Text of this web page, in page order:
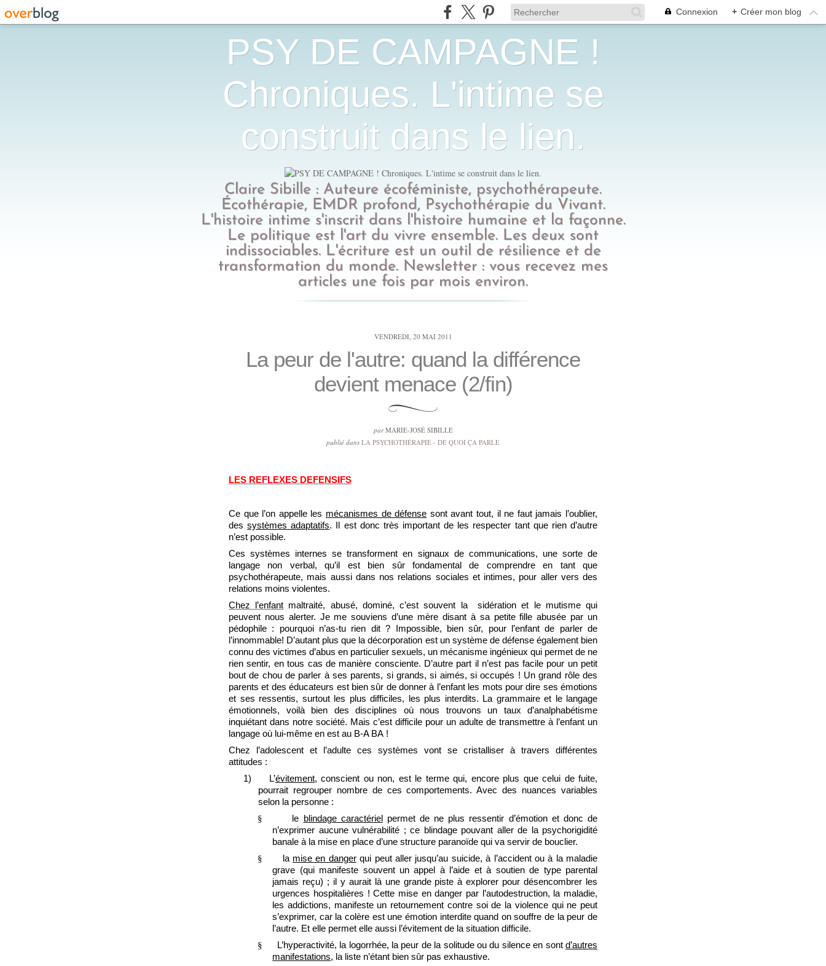
Connexion + Créer mon blog
PSY DE CAMPAGNE !
Chroniques. L'intime se
construit dans le lien.
Claire Sibille : Auteure écoféministe, psychothérapeute.
Écothérapie, EMDR profond, Psychothérapie du Vivant.
L'histoire intime s'inscrit dans l'histoire humaine et la façonne.
Le politique est l'art du vivre ensemble. Les deux sont
indissociables. L'écriture est un outil de résilience et de
transformation du monde. Newsletter : vous recevez mes
articles une fois par mois environ.
VENDREDI, 20 MAI 2011
La peur de l'autre: quand la différence
devient menace (2/fin)
parMARIE-JOSÉ SIBILLE
publié dans LA PSYCHOTHÉRAPIE - DE QUOI ÇA PARLE
LES REFLEXES DEFENSIFS
Ce que l’on appelle les mécanismes de défense sont avant tout, il ne faut jamais l’oublier,
dessystèmes adaptatifs. Il est donc très important de les respecter tant que rien d’autre
n’est possible.
Ces systèmes internes se transforment en signaux de communications, une sorte de
langage non verbal, qu’il est bien sûr fondamental de comprendre en tant que
psychothérapeute, mais aussi dans nos relations sociales et intimes, pour aller vers des
relations moins violentes.
Chez l’enfant maltraité, abusé, dominé, c’est souvent la sidération et le mutisme qui
peuvent nous alerter. Je me souviens d’une mère disant à sa petite fille abusée par un
pédophile : pourquoi n’as-tu rien dit ? Impossible, bien sûr, pour l’enfant de parler de
l’innommable! D’autant plus que la décorporation est un système de défense également bien
connu des victimes d’abus en particulier sexuels, un mécanisme ingénieux qui permet de ne
rien sentir, en tous cas de manière consciente. D’autre part il n’est pas facile pour un petit
bout de chou de parler à ses parents, si grands, si aimés, si occupés ! Un grand rôle des
parents et des éducateurs est bien sûr de donner à l’enfant les mots pour dire ses émotions
et ses ressentis, surtout les plus difficiles, les plus interdits. La grammaire et le langage
émotionnels, voilà bien des disciplines où nous trouvons un taux d’analphabétisme
inquiétant dans notre société. Mais c’est difficile pour un adulte de transmettre à l’enfant un
langage où lui-même en est au B-A BA !
Chez l’adolescent et l’adulte ces systèmes vont se cristalliser à travers différentes
attitudes :
1)
L’évitement, conscient ou non, est le terme qui, encore plus que celui de fuite,
pourrait regrouper nombre de ces comportements. Avec des nuances variables
selon la personne :
§
le blindage caractériel
permet de ne plus ressentir d’émotion et donc de
n’exprimer aucune vulnérabilité ; ce blindage pouvant aller de la psychorigidité
banale à la mise en place d’une structure paranoïde qui va servir de bouclier.
§
la mise en dangerqui peut aller jusqu’au suicide, à l’accident ou à la maladie
grave (qui manifeste souvent un appel à l’aide et à soutien de type parental
jamais reçu) ; il y aurait là une grande piste à explorer pour désencombrer les
urgences hospitalières ! Cette mise en danger par l’autodestruction, la maladie,
les addictions, manifeste un retournement contre soi de la violence qui ne peut
s’exprimer, car la colère est une émotion interdite quand on souffre de la peur de
l’autre. Et elle permet elle aussi l’évitement de la situation difficile.
§
L’hyperactivité, la logorrhée, la peur de la solitude ou du silence en sontd’autres
manifestations, la liste n’étant bien sûr pas exhaustive.